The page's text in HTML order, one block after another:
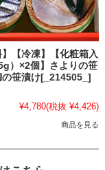
】【冷凍】【化粧箱入
）×2個】さよりの笹
笹漬け[_214505_]
¥4,780(税抜 ¥4,426)
商品を見る